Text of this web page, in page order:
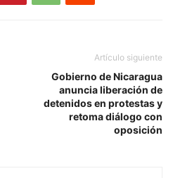
Artículo siguiente
Gobierno de Nicaragua
anuncia liberación de
detenidos en protestas y
retoma diálogo con
oposición